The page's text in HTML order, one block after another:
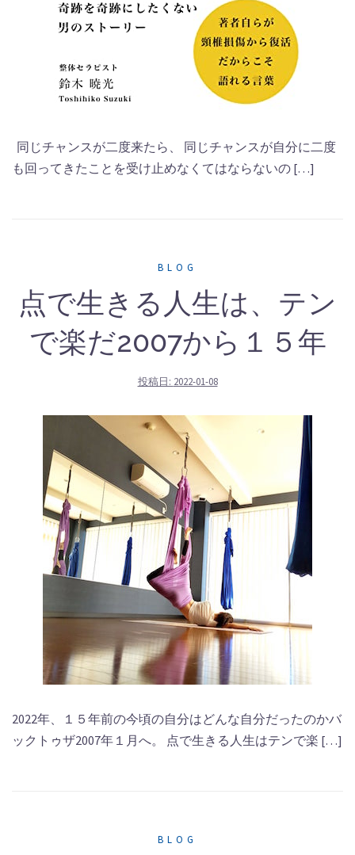
同じチャンスが二度来たら、 同じチャンスが自分に二度
も回ってきたことを受け止めなくてはならないの […]
BLOG
点で生きる人生は、テン
で楽だ2007から１５年
投稿日: 2022-01-08
2022年、１５年前の今頃の自分はどんな自分だったのかバ
ックトゥザ2007年１月へ。 点で生きる人生はテンで楽 […]
BLOG